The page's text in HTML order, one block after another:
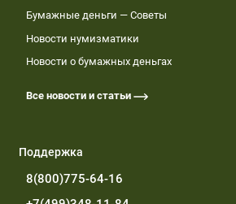
Бумажные деньги — Советы
Новости нумизматики
Новости о бумажных деньгах
Все новости и статьи
Поддержка
8(800)775-64-16